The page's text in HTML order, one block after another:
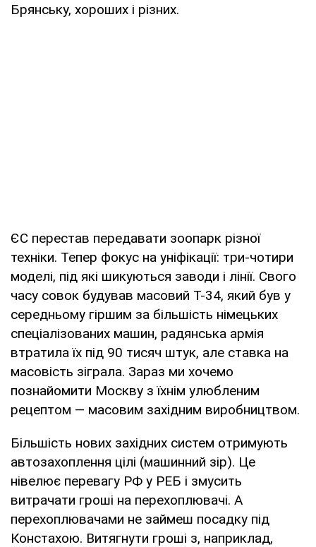
Брянську, хороших і різних.
ЄС перестав передавати зоопарк різної
техніки. Тепер фокус на уніфікації: три-чотири
моделі, під які шикуються заводи і лінії. Свого
часу совок будував масовий Т-34, який був у
середньому гіршим за більшість німецьких
спеціалізованих машин, радянська армія
втратила їх під 90 тисяч штук, але ставка на
масовість зіграла. Зараз ми хочемо
познайомити Москву з їхнім улюбленим
рецептом — масовим західним виробництвом.
Більшість нових західних систем отримують
автозахоплення цілі (машинний зір). Це
нівелює перевагу РФ у РЕБ і змусить
витрачати гроші на перехоплювачі. А
перехоплювачами не займеш посадку під
Констахою. Витягнути гроші з, наприклад,